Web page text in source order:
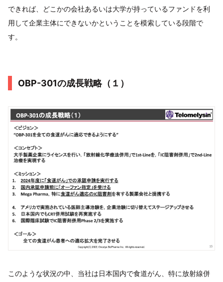
できれば、どこかの会社あるいは大学が持っているファンドを利
用して企業主体にできないかということを模索している段階で
す。
OBP-301の成長戦略（１）
このような状況の中、当社は日本国内で食道がん、特に放射線併